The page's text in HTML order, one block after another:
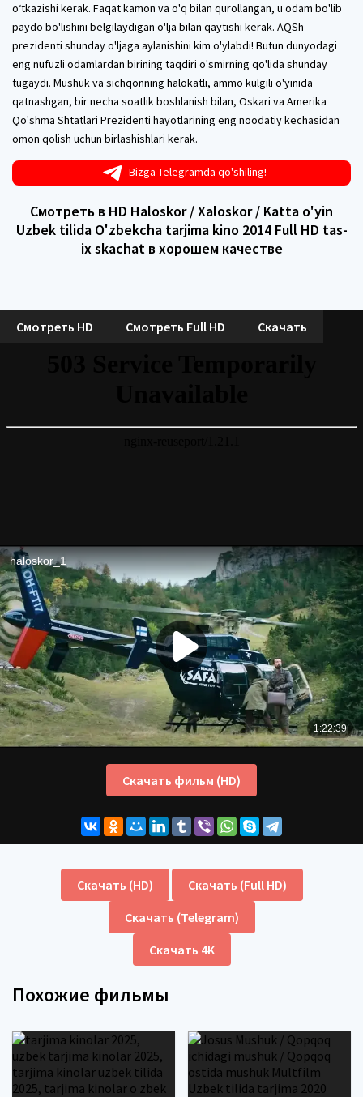
o‘tkazishi kerak. Faqat kamon va o'q bilan qurollangan, u odam bo'lib
paydo bo'lishini belgilaydigan o'lja bilan qaytishi kerak. AQSh
prezidenti shunday o'ljaga aylanishini kim o'ylabdi! Butun dunyodagi
eng nufuzli odamlardan birining taqdiri o'smirning qo'lida shunday
tugaydi. Mushuk va sichqonning halokatli, ammo kulgili o'yinida
qatnashgan, bir necha soatlik boshlanish bilan, Oskari va Amerika
Qo'shma Shtatlari Prezidenti hayotlarining eng noodatiy kechasidan
omon qolish uchun birlashishlari kerak.
Bizga Telegramda qo'shiling!
Смотреть в HD Haloskor / Xaloskor / Katta o'yin
Uzbek tilida O'zbekcha tarjima kino 2014 Full HD tas-
ix skachat в хорошем качестве
Смотреть HD Смотреть Full HD Скачать
Скачать фильм (HD)
Скачать (HD)
Скачать (Full HD)
Скачать (Telegram)
Скачать 4K
Похожие фильмы